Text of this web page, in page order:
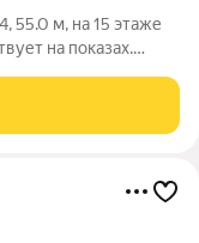
55.0 м, на 15 этаже
на показах.
можно с